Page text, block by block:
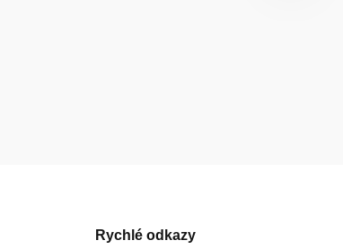
Rychlé odkazy